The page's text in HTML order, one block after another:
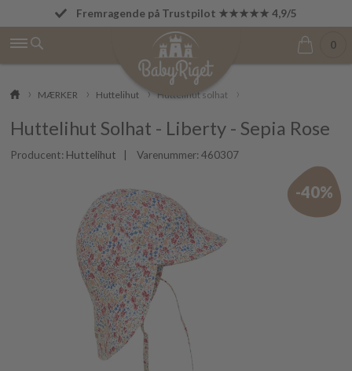
Fri fragt fra 499 kr.
Fremragende på Trustpilot ★★★★★ 4,9/5
0
MÆRKER Huttelihut Huttelihut solhat
Huttelihut Solhat - Liberty - Sepia Rose
Producent: Huttelihut | Varenummer: 460307
-40%